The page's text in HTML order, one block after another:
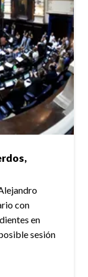
con
en
sesión